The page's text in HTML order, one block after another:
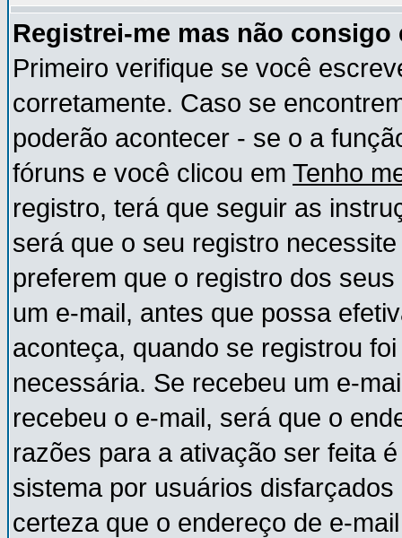
Registrei-me mas não
Primeiro verifique se você
corretamente. Caso se
poderão acontecer - se o a
fóruns e você clicou em Tenho
registro, terá que seguir as
será que o seu registro
preferem que o registro dos
um e-mail, antes que possa
aconteça, quando se registrou
necessária. Se recebeu um e-
recebeu o e-mail, será que o
razões para a ativação ser feita
sistema por usuários
certeza que o endereço de e-